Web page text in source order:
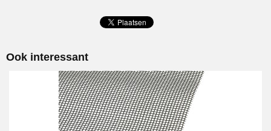
Ook interessant